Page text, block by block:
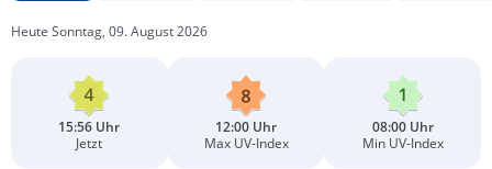
Heute Sonntag, 09. August 2026
15:56 Uhr
Jetzt
12:00 Uhr
Max UV-Index
08:00 Uhr
Min UV-Index